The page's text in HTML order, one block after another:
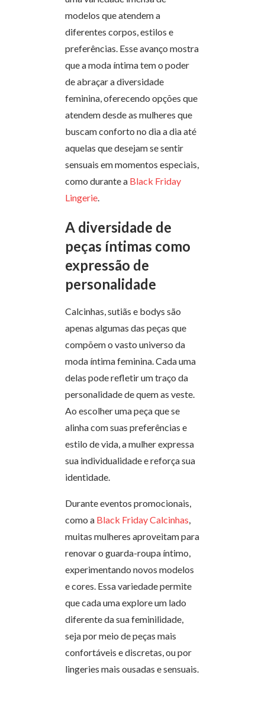
modelos que atendem a
diferentes corpos, estilos e
preferências. Esse avanço mostra
que a moda íntima tem o poder
de abraçar a diversidade
feminina, oferecendo opções que
atendem desde as mulheres que
buscam conforto no dia a dia até
aquelas que desejam se sentir
sensuais em momentos especiais,
como durante a Black Friday
Lingerie.
A diversidade de
peças íntimas como
expressão de
personalidade
Calcinhas, sutiãs e bodys são
apenas algumas das peças que
compõem o vasto universo da
moda íntima feminina. Cada uma
delas pode refletir um traço da
personalidade de quem as veste.
Ao escolher uma peça que se
alinha com suas preferências e
estilo de vida, a mulher expressa
sua individualidade e reforça sua
identidade.
Durante eventos promocionais,
como a Black Friday Calcinhas,
muitas mulheres aproveitam para
renovar o guarda-roupa íntimo,
experimentando novos modelos
e cores. Essa variedade permite
que cada uma explore um lado
diferente da sua feminilidade,
seja por meio de peças mais
confortáveis e discretas, ou por
lingeries mais ousadas e sensuais.